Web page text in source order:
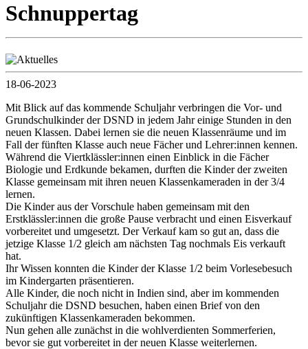
Schnuppertag
18-06-2023
Mit Blick auf das kommende Schuljahr verbringen die Vor- und
Grundschulkinder der DSND in jedem Jahr einige Stunden in den
neuen Klassen. Dabei lernen sie die neuen Klassenräume und im
Fall der fünften Klasse auch neue Fächer und Lehrer:innen kennen.
Während die Viertklässler:innen einen Einblick in die Fächer
Biologie und Erdkunde bekamen, durften die Kinder der zweiten
Klasse gemeinsam mit ihren neuen Klassenkameraden in der 3/4
lernen.
Die Kinder aus der Vorschule haben gemeinsam mit den
Erstklässler:innen die große Pause verbracht und einen Eisverkauf
vorbereitet und umgesetzt. Der Verkauf kam so gut an, dass die
jetzige Klasse 1/2 gleich am nächsten Tag nochmals Eis verkauft
hat.
Ihr Wissen konnten die Kinder der Klasse 1/2 beim Vorlesebesuch
im Kindergarten präsentieren.
Alle Kinder, die noch nicht in Indien sind, aber im kommenden
Schuljahr die DSND besuchen, haben einen Brief von den
zukünftigen Klassenkameraden bekommen.
Nun gehen alle zunächst in die wohlverdienten Sommerferien,
bevor sie gut vorbereitet in der neuen Klasse weiterlernen.